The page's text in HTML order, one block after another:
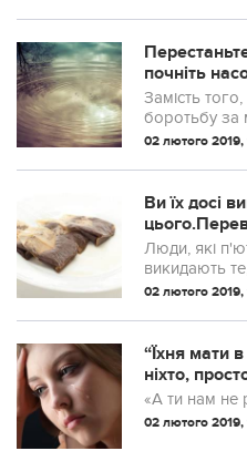
достойно
почніть
Замість
боротьбу за
проти течії,
легко
приготувала
02 лютого 2019,
Ви їх досі
чайних
Люди, які
викидають
корисним:
02 лютого 2019,
“Їхня мати
ніхто,
що лікар-
«А ти нам не
02 лютого 2019,